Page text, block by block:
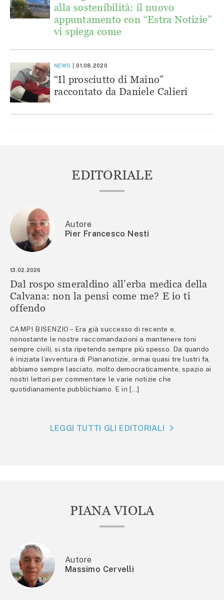
alla sostenibilità: il nuovo
appuntamento con “Estra Notizie”
vi spiega come
NEWS 01.08.2020
“Il prosciutto di Maino”
raccontato da Daniele Calieri
EDITORIALE
Autore
Pier Francesco Nesti
13.02.2026
Dal rospo smeraldino all’erba medica della
Calvana: non la pensi come me? E io ti
offendo
CAMPI BISENZIO – Era già successo di recente e,
nonostante le nostre raccomandazioni a mantenere toni
sempre civili, si sta ripetendo sempre più spesso. Da quando
è iniziata l’avventura di Piananotizie, ormai quasi tre lustri fa,
abbiamo sempre lasciato, molto democraticamente, spazio ai
nostri lettori per commentare le varie notizie che
quotidianamente pubblichiamo. E in […]
LEGGI TUTTI GLI EDITORIALI
PIANA VIOLA
Autore
Massimo Cervelli